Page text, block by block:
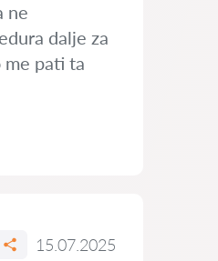
ne
dalje za
pati ta
15.07.2025